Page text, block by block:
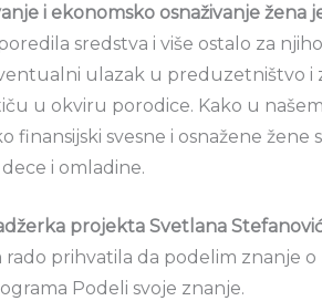
i ekonomsko osnaživanje žena
sredstva i više ostalo za
ulazak u preduzetništvo i
u okviru porodice. Kako u
finansijski svesne i osnažene
i omladine.
projekta Svetlana
rado prihvatila da podelim znanje
Podeli svoje znanje.